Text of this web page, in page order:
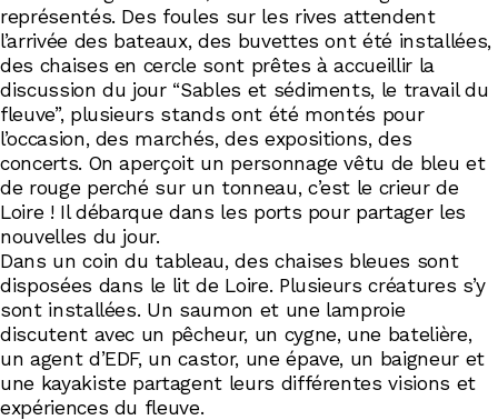
représentés. Des foules sur les rives attendent
l’arrivée des bateaux, des buvettes ont été installées,
des chaises en cercle sont prêtes à accueillir la
discussion du jour “Sables et sédiments, le travail du
fleuve”, plusieurs stands ont été montés pour
l’occasion, des marchés, des expositions, des
concerts. On aperçoit un personnage vêtu de bleu et
de rouge perché sur un tonneau, c’est le crieur de
Loire ! Il débarque dans les ports pour partager les
nouvelles du jour.
Dans un coin du tableau, des chaises bleues sont
disposées dans le lit de Loire. Plusieurs créatures s’y
sont installées. Un saumon et une lamproie
discutent avec un pêcheur, un cygne, une batelière,
un agent d’EDF, un castor, une épave, un baigneur et
une kayakiste partagent leurs différentes visions et
expériences du fleuve.